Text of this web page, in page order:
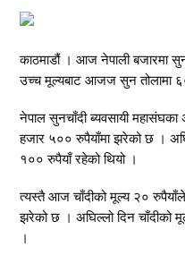
काठमाडौं । आज नेपाली बजारमा
उच्च मूल्यबाट आजज सुन तोलामा
नेपाल सुनचाँदी ब्यवसायी
हजार ५०० रुपैयाँमा झरेको छ ।
१०० रुपैयाँ रहेको थियो ।
त्यस्तै आज चाँदीको मूल्य २०
झरेको छ । अघिल्लो दिन चाँदीको
।